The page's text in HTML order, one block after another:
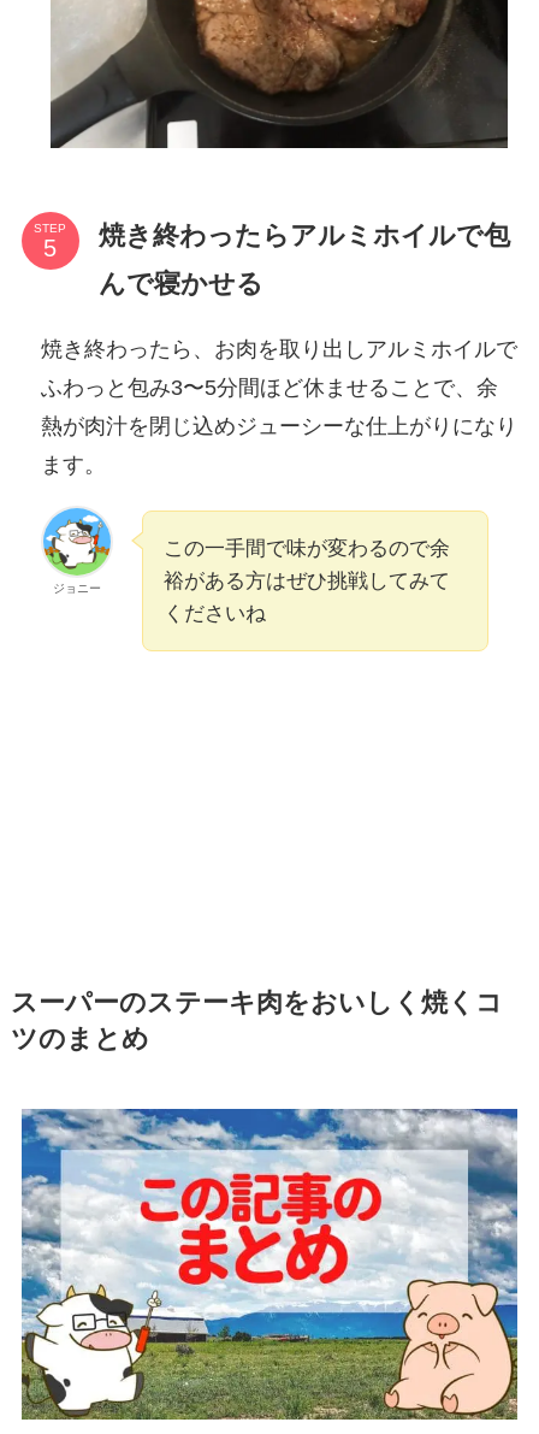
STEP
焼き終わったらアルミホイルで包
んで寝かせる
焼き終わったら、お肉を取り出しアルミホイルで
ふわっと包み3〜5分間ほど休ませることで、余
熱が肉汁を閉じ込めジューシーな仕上がりになり
ます。
ジョニー
この一手間で味が変わるので余
裕がある方はぜひ挑戦してみて
くださいね
スーパーのステーキ肉をおいしく焼くコ
ツのまとめ